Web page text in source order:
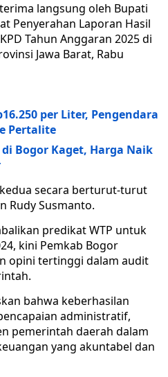
langsung oleh Bupati
Penyerahan Laporan Hasil
Tahun Anggaran 2025 di
Jawa Barat, Rabu
per Liter, Pengendara
Pertalite
Bogor Kaget, Harga Naik
secara berturut-turut
Rudy Susmanto.
predikat WTP untuk
kini Pemkab Bogor
opini tertinggi dalam audit
bahwa keberhasilan
administratif,
pemerintah daerah dalam
yang akuntabel dan